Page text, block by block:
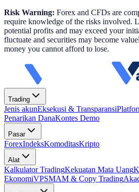
Risk Warning: Forex and CFDs are
require knowledge of the risks involved.
potential profits and may exceed your
fluctuate and securities may become
money you cannot afford to lose.
Trading
Jenis akunEksekusi & Transparansi
Penarikan DanaKontes Demo
Pasar
ForexIndeksKomoditasKripto
Alat
Kalkulator TradingKekuatan Mata Uang
EkonomiVPSMAM & Copy Trading